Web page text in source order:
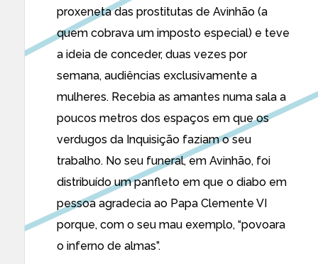
proxeneta das prostitutas de Avinhão (a
quem cobrava um imposto especial) e teve
a ideia de conceder, duas vezes por
semana, audiências exclusivamente a
mulheres. Recebia as amantes numa sala a
poucos metros dos espaços em que os
verdugos da Inquisição faziam o seu
trabalho. No seu funeral, em Avinhão, foi
distribuído um panfleto em que o diabo em
pessoa agradecia ao Papa Clemente VI
porque, com o seu mau exemplo, “povoara
o inferno de almas”.